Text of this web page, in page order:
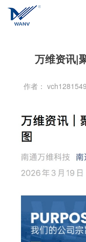
万维资讯|
作者：